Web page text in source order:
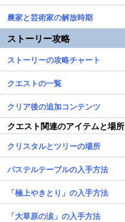
農家と芸術家の解放時期
ストーリー攻略
ストーリーの攻略チャート
クエストの一覧
クリア後の追加コンテンツ
クエスト関連のアイテムと場所
クリスタルとツリーの場所
パステルテーブルの入手方法
「極上やきとり」の入手方法
「大草原の涙」の入手方法